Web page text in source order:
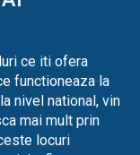
ce iti ofera
functioneaza la
nivel national, vin
mai mult prin
locuri